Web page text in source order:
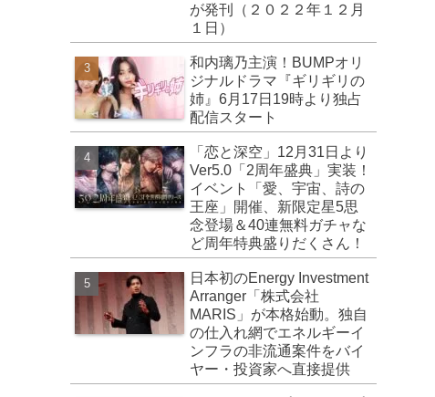
が発刊（２０２２年１２月
１日）
和内璃乃主演！BUMPオリ
ジナルドラマ『ギリギリの
姉』6月17日19時より独占
配信スタート
「恋と深空」12月31日より
Ver5.0「2周年盛典」実装！
イベント「愛、宇宙、詩の
王座」開催、新限定星5思
念登場＆40連無料ガチャな
ど周年特典盛りだくさん！
日本初のEnergy Investment
Arranger「株式会社
MARIS」が本格始動。独自
の仕入れ網でエネルギーイ
ンフラの非流通案件をバイ
ヤー・投資家へ直接提供